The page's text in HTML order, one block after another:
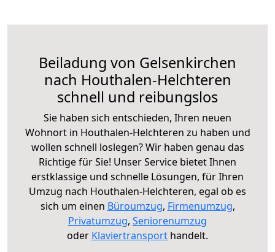
Beiladung von Gelsenkirchen
nach Houthalen-Helchteren
schnell und reibungslos
Sie haben sich entschieden, Ihren neuen
Wohnort in Houthalen-Helchteren zu haben und
wollen schnell loslegen? Wir haben genau das
Richtige für Sie! Unser Service bietet Ihnen
erstklassige und schnelle Lösungen, für Ihren
Umzug nach Houthalen-Helchteren, egal ob es
sich um einen Büroumzug, Firmenumzug,
Privatumzug, Seniorenumzug
oder Klaviertransport handelt.